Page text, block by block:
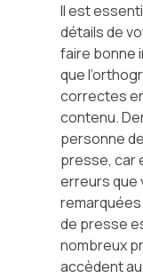
Il est
détails de
faire bonne
que
correctes
contenu.
personne
presse, car
erreurs que
de presse
nombreux
accèdent